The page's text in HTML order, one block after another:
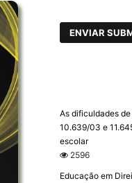
ENVIAR
As dificuldades
10.639/03 e
escolar
2596
Educação em